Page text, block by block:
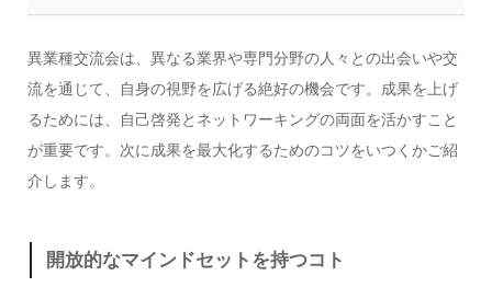
異業種交流会は、異なる業界や専門分野の人々との出会いや交
流を通じて、自身の視野を広げる絶好の機会です。成果を上げ
るためには、自己啓発とネットワーキングの両面を活かすこと
が重要です。次に成果を最大化するためのコツをいつくかご紹
介します。
開放的なマインドセットを持つコト